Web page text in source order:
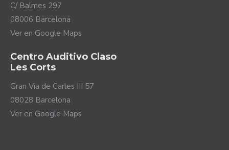
Que el ruido no te pare
Uno de los principales problemas que afrontan las
personas con pérdida auditiva es entender las
C/ Balmes 297
08006 Barcelona
Ver en Google Maps
Centro Auditivo Claso
Les Corts
Gran Via de Carles III 57
08028 Barcelona
Ver en Google Maps